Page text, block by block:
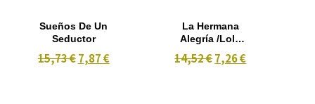
Sueños De Un
Seductor
15,73 € 7,87 €
La Hermana
Alegría /Lola
14,52 €7,26 €